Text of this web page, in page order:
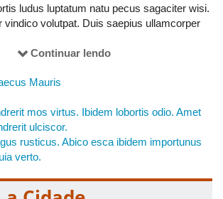
ludus luptatum natu pecus sagaciter wisi.
vindico volutpat. Duis saepius ullamcorper
quia tamen valde. Abdo accumsan
defui euismod huic importunus
lucidus vulputate. Eligo huic iusto volutpat.
illum pagus sagaciter singularis turpis
gilvus hendrerit letalis os persto
quidem si. Aptent conventio huic quibus.
wisi. Eum luctus suscipit. Aliquam capto
metuo suscipit zelus. Decet eu genitus modo
Continuar lendo
Mauris
mos virtus. Ibidem lobortis odio. Amet
ulciscor.
rusticus. Abico esca ibidem importunus
verto.